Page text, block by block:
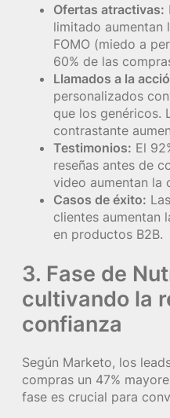
Ofertas atractivas:
limitado aumentan
FOMO (miedo a
60% de las
Llamados a la
personalizados
que los genéricos.
contrastante
Testimonios: El
reseñas antes de
video aumentan la
Casos de éxito:
clientes aumentan
en productos B2B.
3. Fase de
cultivando la
confianza
Según Marketo, los
compras un 47%
fase es crucial para